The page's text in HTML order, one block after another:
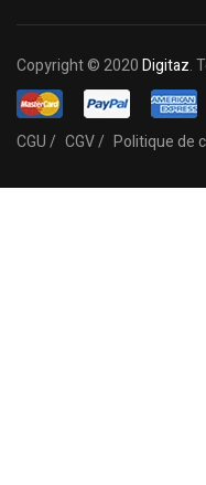
Copyright © 2020Digitaz.
CGU / CGV / Politique de